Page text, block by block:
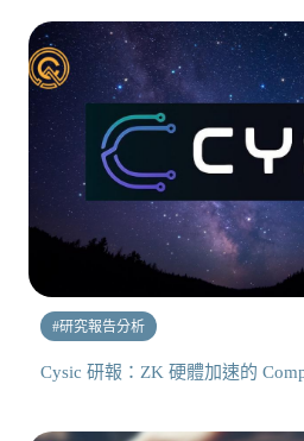
#研究報告分析
Cysic 研報：ZK 硬體加速的